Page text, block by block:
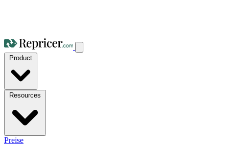
Preise